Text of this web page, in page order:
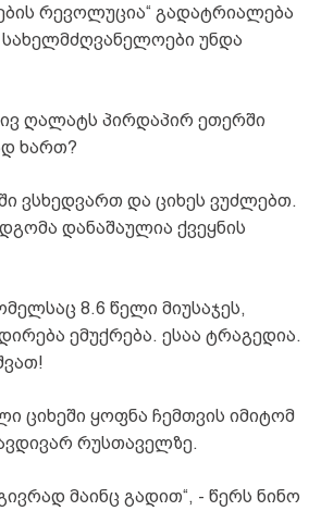
რევოლუცია“ გადატრიალება
უნდა
ღალატს პირდაპირ ეთერში
ხართ?
ვსხედვართ და ციხეს ვუძლებთ.
დანაშაულია ქვეყნის
8.6 წელი მიუსაჯეს,
ემუქრება. ესაა ტრაგედია.
ციხეში ყოფნა ჩემთვის იმიტომ
რუსთაველზე.
მაინც გადით“, - წერს ნინო